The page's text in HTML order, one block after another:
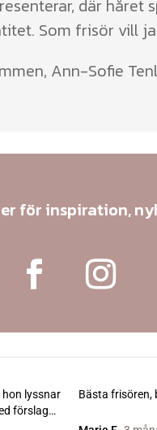
där håret
Som frisör vill
Ann-Sofie
för inspiration,